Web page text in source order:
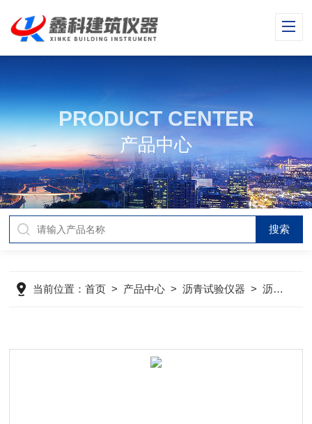
PRODUCT CENTER
产品中心
当前位置：首页 > 产品中心 >沥青试验仪器 >沥青蜡含量试验附件